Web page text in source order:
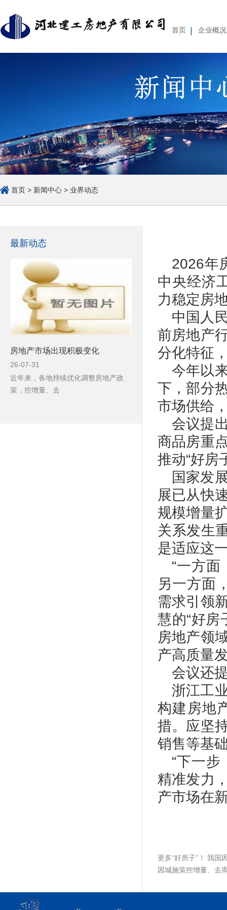
首页
企业概况
企业基本情况
首页 > 新闻中心 > 业界动态
最新动态
房地产市场出现积极变化
26-07-31
近年来，各地持续优化调整房地产政
策，控增量、去
2026年
中央经济
力稳定房
中国人
前房地产
分化特征
今年以
下，部分
市场供给
会议提
商品房重
推动“好房
国家发
展已从快
规模增量
关系发生
是适应这
“一方
另一方面
需求引领
慧的“好房
房地产领
产高质量
会议还
浙江工
构建房地
措。应坚
销售等基
“下一
精准发力
产市场在
更多“好房子”！ 我国
因城施策控增量、去